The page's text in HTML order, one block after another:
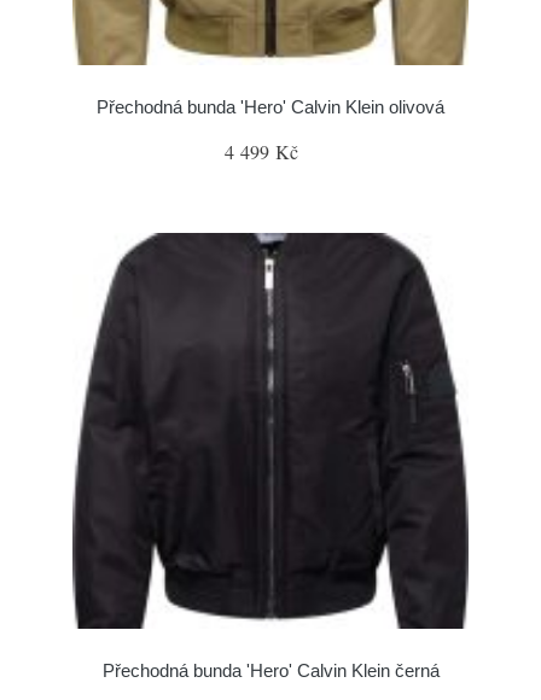
Přechodná bunda 'Hero' Calvin Klein olivová
4 499 Kč
Přechodná bunda 'Hero' Calvin Klein černá